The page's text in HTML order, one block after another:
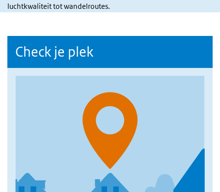
luchtkwaliteit tot wandelroutes.
Check je plek